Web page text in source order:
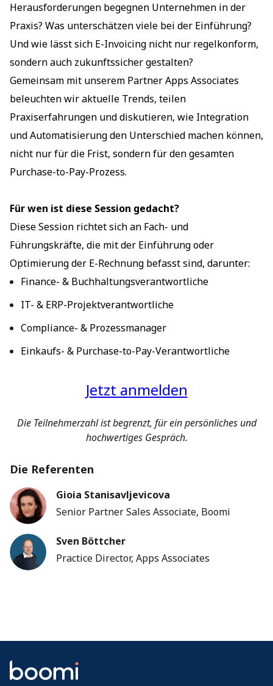
Herausforderungen begegnen Unternehmen in der
Praxis? Was unterschätzen viele bei der Einführung?
Und wie lässt sich E-Invoicing nicht nur regelkonform,
sondern auch zukunftssicher gestalten?
Gemeinsam mit unserem Partner Apps Associates
beleuchten wir aktuelle Trends, teilen
Praxiserfahrungen und diskutieren, wie Integration
und Automatisierung den Unterschied machen können,
nicht nur für die Frist, sondern für den gesamten
Purchase-to-Pay-Prozess.
Für wen ist diese Session gedacht?
Diese Session richtet sich an Fach- und
Führungskräfte, die mit der Einführung oder
Optimierung der E-Rechnung befasst sind, darunter:
Finance- & Buchhaltungsverantwortliche
IT- & ERP-Projektverantwortliche
Compliance- & Prozessmanager
Einkaufs- & Purchase-to-Pay-Verantwortliche
Jetzt anmelden
Die Teilnehmerzahl ist begrenzt, für ein persönliches und
hochwertiges Gespräch.
Die Referenten
Gioia Stanisavljevicova
Senior Partner Sales Associate, Boomi
Sven Böttcher
Practice Director, Apps Associates